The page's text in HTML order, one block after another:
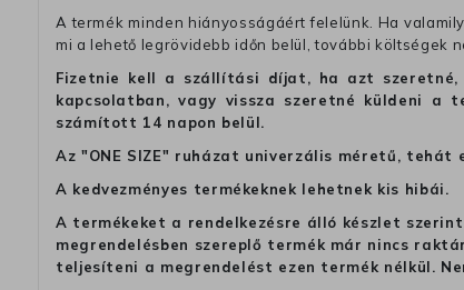
A termék minden hiányosságáért felelünk. Ha
mi a lehető legrövidebb időn belül, további költségek
Fizetnie kell a szállítási díjat, ha azt szeretné,
kapcsolatban, vagy vissza szeretné küldeni a
számított 14 napon belül.
Az "ONE SIZE" ruházat univerzális méretű,
A kedvezményes termékeknek lehetnek kis hibái.
A termékeket a rendelkezésre álló készlet
megrendelésben szereplő termék már nincs
teljesíteni a megrendelést ezen termék nélkül.